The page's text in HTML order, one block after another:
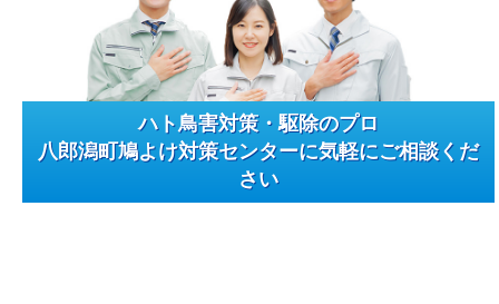
ハト鳥害対策・駆除のプロ
八郎潟町鳩よけ対策センターに気軽にご相談くだ
さい